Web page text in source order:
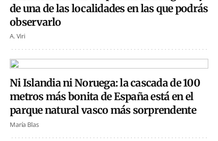
de una de las localidades en las que podrás
observarlo
A. Viri
Ni Islandia ni Noruega: la cascada de 100
metros más bonita de España está en el
parque natural vasco más sorprendente
María Blas